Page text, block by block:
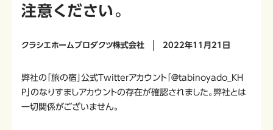
注意ください。
クラシエホームプロダクツ株式会社 2022年11月21日
弊社の「旅の宿」公式Twitterアカウント「＠tabinoyado_KH
P」のなりすましアカウントの存在が確認されました。弊社とは
一切関係がございません。